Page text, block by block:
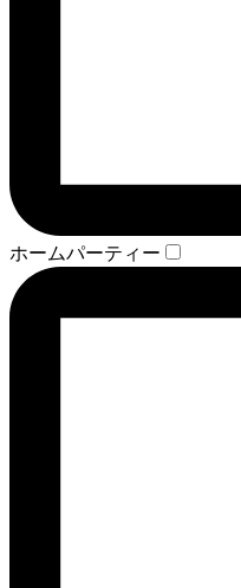
ホームパーティー